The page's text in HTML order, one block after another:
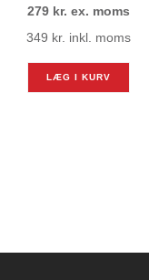
279 kr. ex. moms
349 kr. inkl. moms
LÆG I KURV